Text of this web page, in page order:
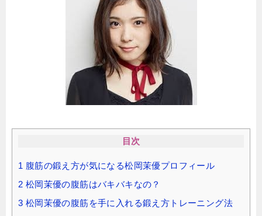
目次
1 腹筋の鍛え方が気になる松岡茉優プロフィール
2 松岡茉優の腹筋はバキバキなの？
3 松岡茉優の腹筋を手に入れる鍛え方トレーニング法